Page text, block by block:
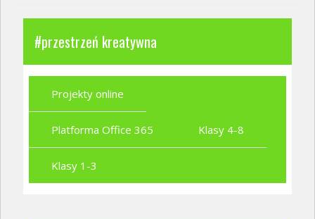
#przestrzeń kreatywna
Projekty online
Platforma Office 365 Klasy 4-8
Klasy 1-3